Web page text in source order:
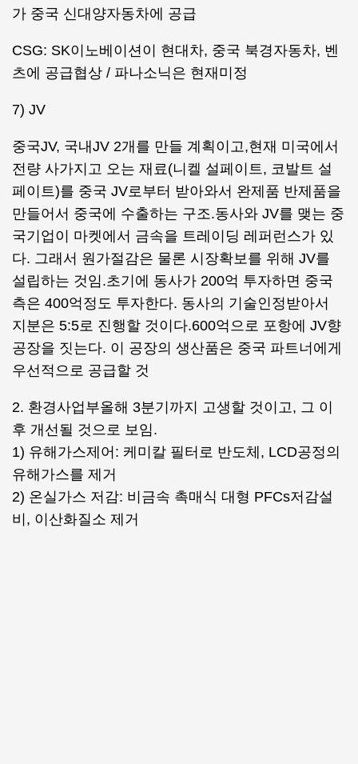
가 중국 신대양자동차에 공급
CSG: SK이노베이션이 현대차, 중국 북경자동차, 벤
츠에 공급협상 / 파나소닉은 현재미정
7) JV
중국JV, 국내JV 2개를 만들 계획이고,현재 미국에서
전량 사가지고 오는 재료(니켈 설페이트, 코발트 설
페이트)를 중국 JV로부터 받아와서 완제품 반제품을
만들어서 중국에 수출하는 구조.동사와 JV를 맺는 중
국기업이 마켓에서 금속을 트레이딩 레퍼런스가 있
다. 그래서 원가절감은 물론 시장확보를 위해 JV를
설립하는 것임.초기에 동사가 200억 투자하면 중국
측은 400억정도 투자한다. 동사의 기술인정받아서
지분은 5:5로 진행할 것이다.600억으로 포항에 JV향
공장을 짓는다. 이 공장의 생산품은 중국 파트너에게
우선적으로 공급할 것
2. 환경사업부올해 3분기까지 고생할 것이고, 그 이
후 개선될 것으로 보임.
1) 유해가스제어: 케미칼 필터로 반도체, LCD공정의
유해가스를 제거
2) 온실가스 저감: 비금속 촉매식 대형 PFCs저감설
비, 이산화질소 제거